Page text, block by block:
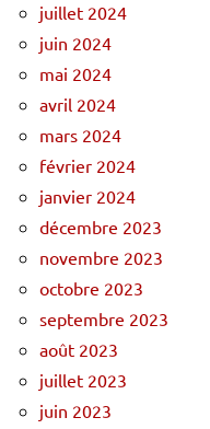
juillet 2024
juin 2024
mai 2024
avril 2024
mars 2024
février 2024
janvier 2024
décembre 2023
novembre 2023
octobre 2023
septembre 2023
août 2023
juillet 2023
juin 2023